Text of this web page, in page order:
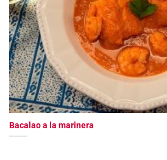
Bacalao a la marinera